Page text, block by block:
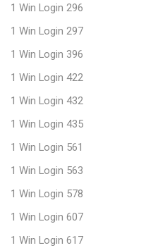
1 Win Login 296
1 Win Login 297
1 Win Login 396
1 Win Login 422
1 Win Login 432
1 Win Login 435
1 Win Login 561
1 Win Login 563
1 Win Login 578
1 Win Login 607
1 Win Login 617